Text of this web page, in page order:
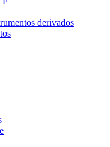
derivados